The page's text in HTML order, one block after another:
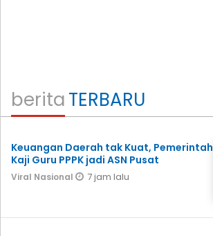
beritaTERBARU
Keuangan Daerah tak Kuat, Pemerintah
Kaji Guru PPPK jadi ASN Pusat
Viral Nasional 7 jam lalu